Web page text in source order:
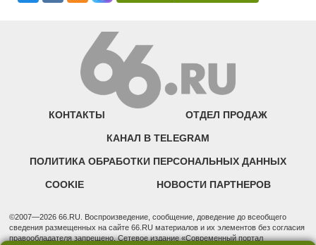
КОНТАКТЫ ОТДЕЛ ПРОДАЖ
КАНАЛ В TELEGRAM
ПОЛИТИКА ОБРАБОТКИ ПЕРСОНАЛЬНЫХ ДАННЫХ
COOKIE НОВОСТИ ПАРТНЕРОВ
©2007—2026 66.RU. Воспроизведение, сообщение, доведение до всеобщего
сведения размещенных на сайте 66.RU материалов и их элементов без согласия
правообладателя запрещено. Сетевое издание «Современный портал